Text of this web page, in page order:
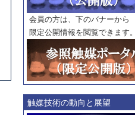
巻
号～
巻
号
触媒年鑑
年度
記事種別
マーク：
マークあり
会員の方は、下のバナーから
限定公開情報を閲覧できます。
触媒技術の動向と展望